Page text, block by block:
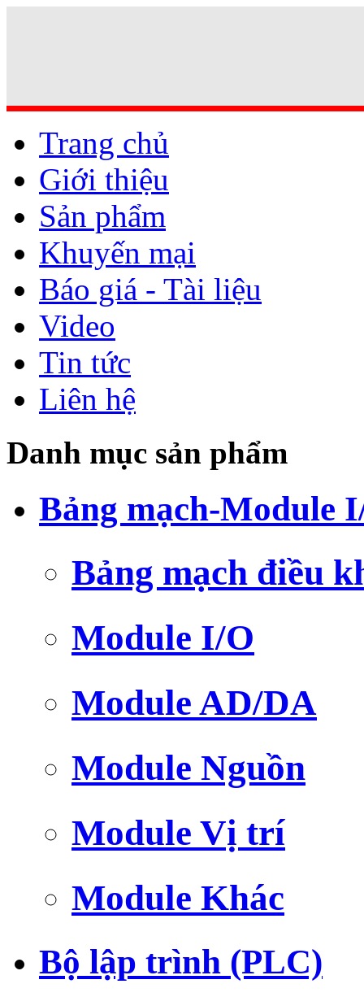
Trang chủ
Giới thiệu
Sản phẩm
Khuyến mại
Báo giá - Tài liệu
Video
Tin tức
Liên hệ
Danh mục sản phẩm
Bảng mạch-Module
Bảng mạch điều
Module I/O
Module AD/DA
Module Nguồn
Module Vị trí
Module Khác
Bộ lập trình (PLC)